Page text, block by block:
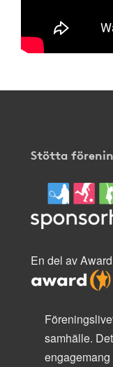
Stötta
En del av
samhälle.